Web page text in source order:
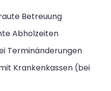
Betreuung
Abholzeiten
Terminänderungen
Krankenkassen (bei